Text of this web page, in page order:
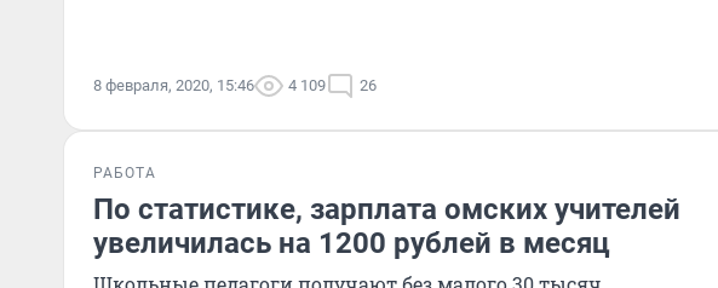
8 февраля, 2020, 15:46 4 109 26
РАБОТА
По статистике, зарплата омских учителей
увеличилась на 1200 рублей в месяц